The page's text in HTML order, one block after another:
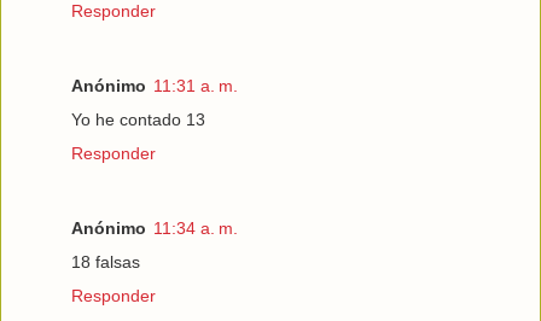
Responder
Anónimo 11:31 a. m.
Yo he contado 13
Responder
Anónimo 11:34 a. m.
18 falsas
Responder